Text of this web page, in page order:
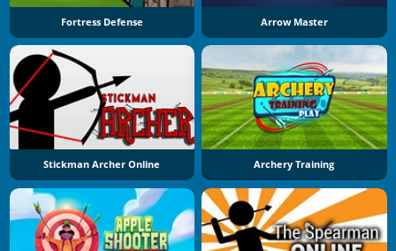
Fortress Defense Arrow Master
Stickman Archer Online Archery Training